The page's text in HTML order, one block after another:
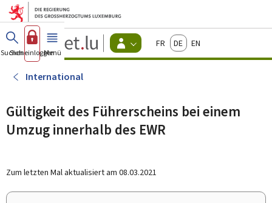
Zum Hauptmenü
Zum Inhalt
Guichet.lu
Changer
d'espace
actif
FrançaisDeutschEnglish
Suchen
Sich einloggen
Menü Haupt-
International
Gültigkeit des Führerscheins bei einem
Umzug innerhalb des EWR
Zum letzten Mal aktualisiert am 08.03.2021